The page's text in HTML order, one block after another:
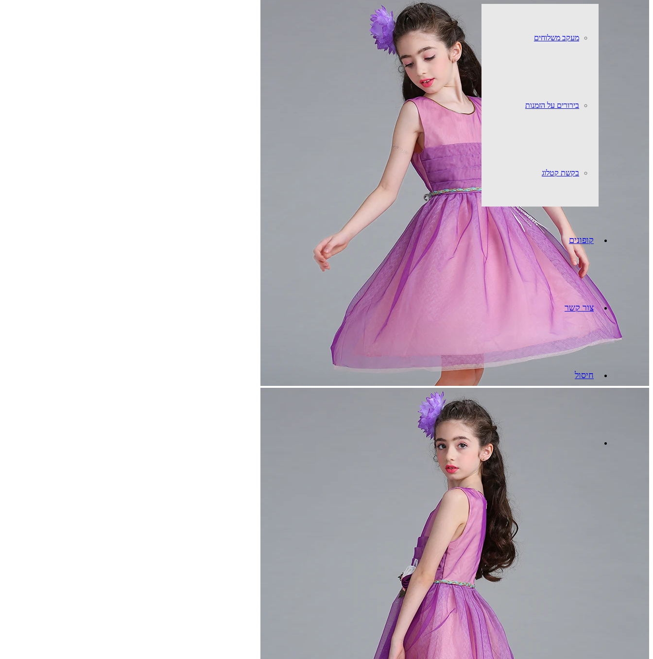
מעקב משלוחים
בירורים על הזמנות
בקשת קטלוג
קופונים
צור קשר
חיסול